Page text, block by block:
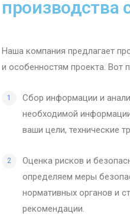
производства
Наша компания предлагает
и особенностям проекта. Вот
Сбор информации и
необходимой
ваши цели, технические
Оценка рисков и
определяем меры
нормативных органов и
рекомендации.